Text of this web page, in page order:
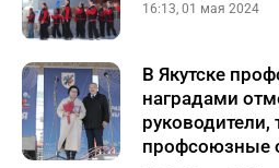
16:13, 01 мая 2024
В Якутске
наградами
руководители,
профсоюзные